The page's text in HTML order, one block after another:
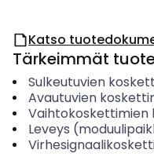
Katso
Tärkeimmät
Sulkeutuvien
Avautuvien
Vaihtokoskettimien
Leveys